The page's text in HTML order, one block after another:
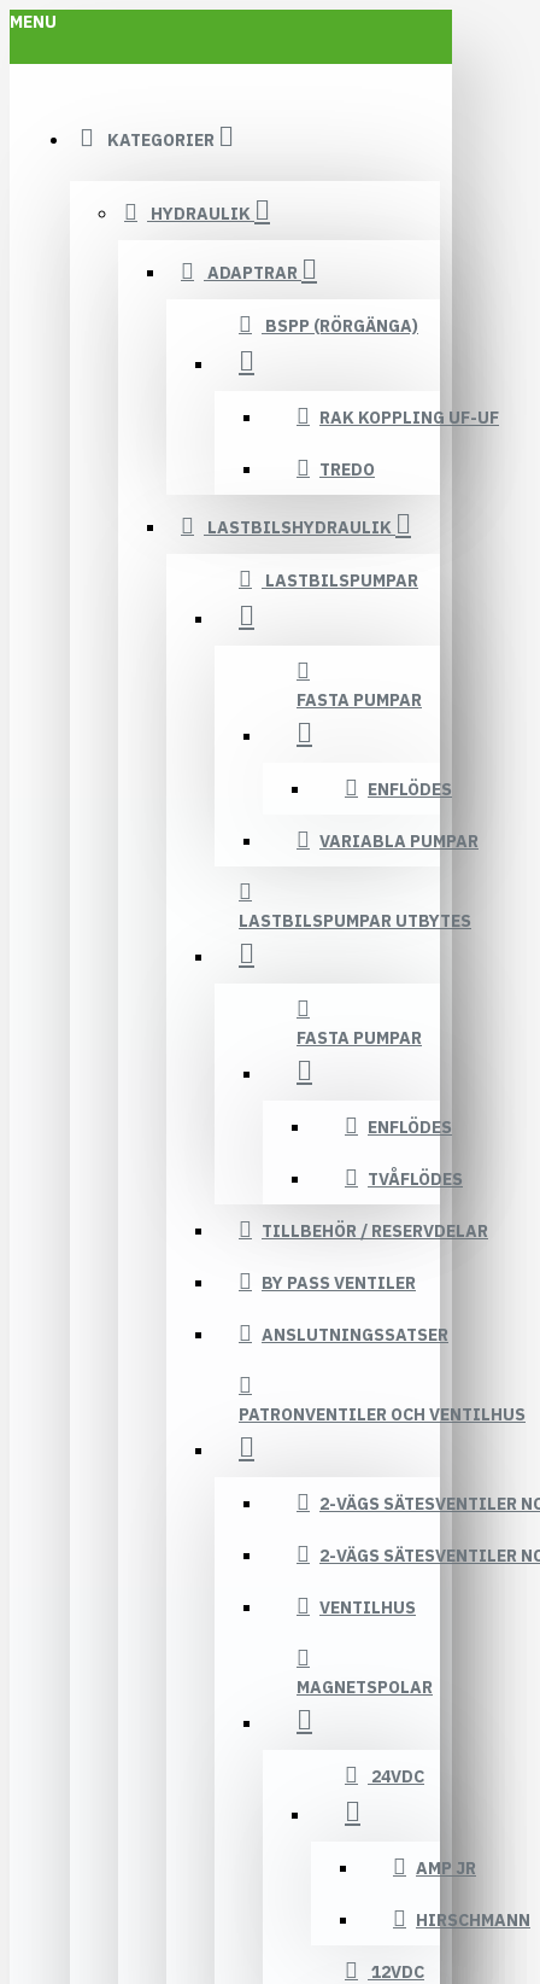
MENU
KATEGORIER
HYDRAULIK
ADAPTRAR
BSPP (RÖRGÄNGA)
RAK KOPPLING UF-UF
TREDO
LASTBILSHYDRAULIK
LASTBILSPUMPAR
FASTA PUMPAR
ENFLÖDES
VARIABLA PUMPAR
LASTBILSPUMPAR UTBYTES
FASTA PUMPAR
ENFLÖDES
TVÅFLÖDES
TILLBEHÖR / RESERVDELAR
BY PASS VENTILER
ANSLUTNINGSSATSER
PATRONVENTILER OCH VENTILHUS
2-VÄGS SÄTESVENTILER
2-VÄGS SÄTESVENTILER
VENTILHUS
MAGNETSPOLAR
24VDC
AMP JR
HIRSCHMANN
12VDC